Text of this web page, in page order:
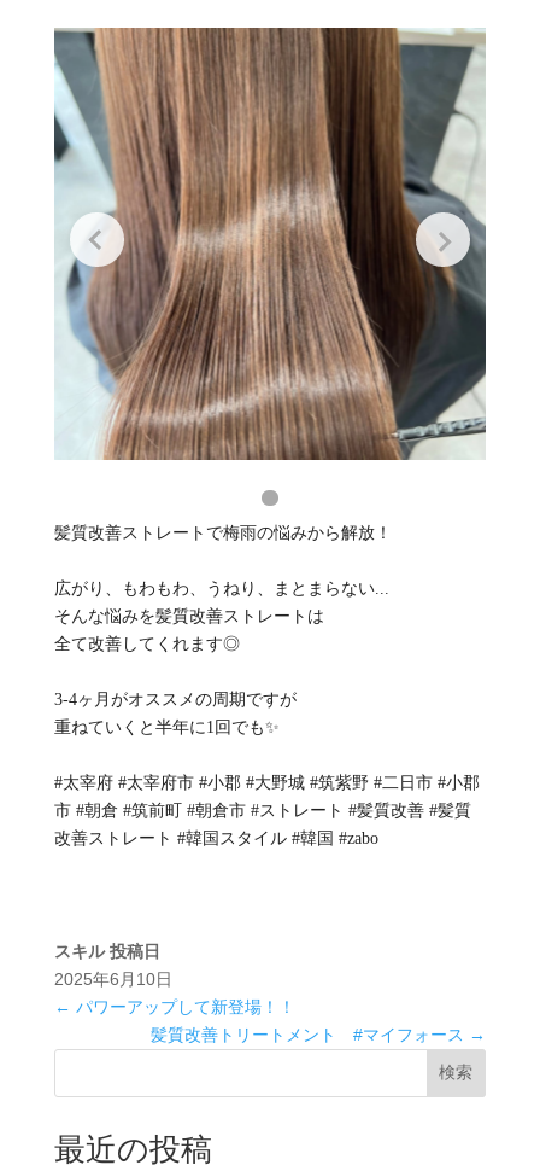
髪質改善ストレートで梅雨の悩みから解放！
広がり、もわもわ、うねり、まとまらない...
そんな悩みを髪質改善ストレートは
全て改善してくれます◎
3-4ヶ月がオススメの周期ですが
重ねていくと半年に1回でも✨
#太宰府 #太宰府市 #小郡 #大野城 #筑紫野 #二日市 #小郡
市 #朝倉 #筑前町 #朝倉市 #ストレート #髪質改善 #髪質
改善ストレート #韓国スタイル #韓国 #zabo
スキル 投稿日
2025年6月10日
← パワーアップして新登場！！
髪質改善トリートメント #マイフォース →
検索
最近の投稿